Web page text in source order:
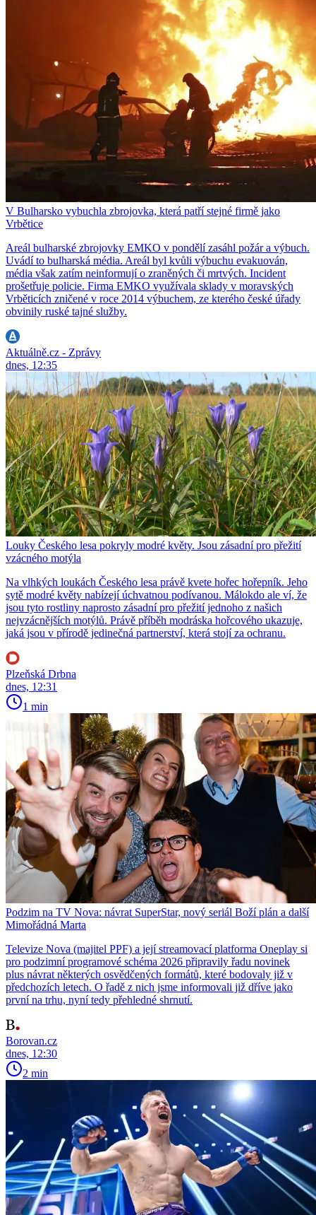
V Bulharsko vybuchla zbrojovka, která patří stejné firmě jako
Vrbětice
Areál bulharské zbrojovky EMKO v pondělí zasáhl požár a výbuch.
Uvádí to bulharská média. Areál byl kvůli výbuchu evakuován,
média však zatím neinformují o zraněných či mrtvých. Incident
prošetřuje policie. Firma EMKO využívala sklady v moravských
Vrběticích zničené v roce 2014 výbuchem, ze kterého české úřady
obvinily ruské tajné služby.
Aktuálně.cz - Zprávy
dnes, 12:35
Louky Českého lesa pokryly modré květy. Jsou zásadní pro přežití
vzácného motýla
Na vlhkých loukách Českého lesa právě kvete hořec hořepník. Jeho
sytě modré květy nabízejí úchvatnou podívanou. Málokdo ale ví, že
jsou tyto rostliny naprosto zásadní pro přežití jednoho z našich
nejvzácnějších motýlů. Právě příběh modráska hořcového ukazuje,
jaká jsou v přírodě jedinečná partnerství, která stojí za ochranu.
Plzeňská Drbna
dnes, 12:31
1 min
Podzim na TV Nova: návrat SuperStar, nový seriál Boží plán a další
Mimořádná Marta
Televize Nova (majitel PPF) a její streamovací platforma Oneplay si
pro podzimní programové schéma 2026 připravily řadu novinek
plus návrat některých osvědčených formátů, které bodovaly již v
předchozích letech. O řadě z nich jsme informovali již dříve jako
první na trhu, nyní tedy přehledné shrnutí.
Borovan.cz
dnes, 12:30
2 min